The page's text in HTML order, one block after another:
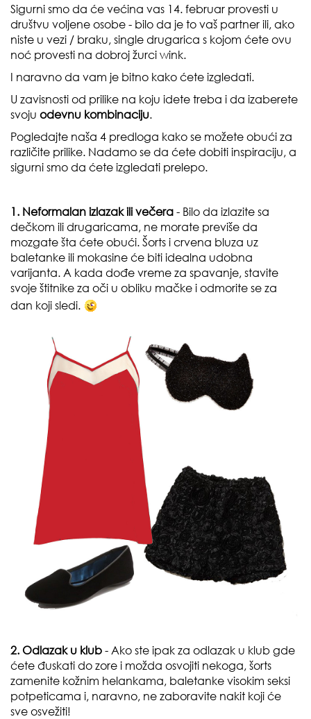
Sigurni smo da će većina vas 14. februar provesti u
društvu voljene osobe - bilo da je to vaš partner ili, ako
niste u vezi / braku, single drugarica s kojom ćete ovu
noć provesti na dobroj žurci wink.
I naravno da vam je bitno kako ćete izgledati.
U zavisnosti od prilike na koju idete treba i da izaberete
svoju odevnu kombinaciju.
Pogledajte naša 4 predloga kako se možete obući za
različite prilike. Nadamo se da ćete dobiti inspiraciju, a
sigurni smo da ćete izgledati prelepo.
1. Neformalan izlazak ili večera - Bilo da izlazite sa
dečkom ili drugaricama, ne morate previše da
mozgate šta ćete obući. Šorts i crvena bluza uz
baletanke ili mokasine će biti idealna udobna
varijanta. A kada dođe vreme za spavanje, stavite
svoje štitnike za oči u obliku mačke i odmorite se za
dan koji sledi.
2. Odlazak u klub - Ako ste ipak za odlazak u klub gde
ćete đuskati do zore i možda osvojiti nekoga, šorts
zamenite kožnim helankama, baletanke visokim seksi
potpeticama i, naravno, ne zaboravite nakit koji će
sve osvežiti!